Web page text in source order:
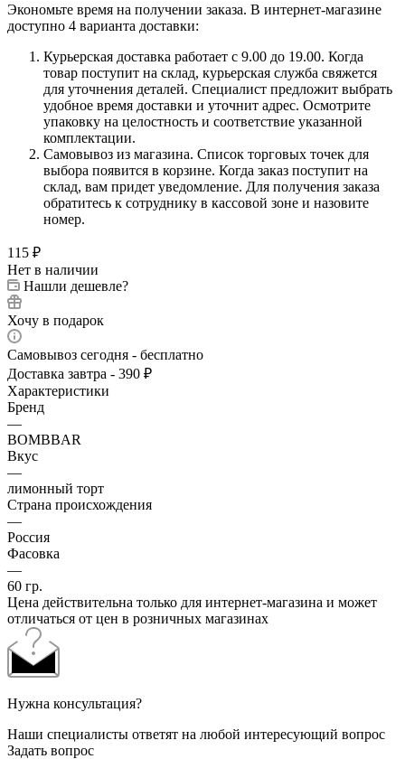
Экономьте время на получении заказа. В интернет-магазине
доступно 4 варианта доставки:
Курьерская доставка работает с 9.00 до 19.00. Когда
товар поступит на склад, курьерская служба свяжется
для уточнения деталей. Специалист предложит выбрать
удобное время доставки и уточнит адрес. Осмотрите
упаковку на целостность и соответствие указанной
комплектации.
Самовывоз из магазина. Список торговых точек для
выбора появится в корзине. Когда заказ поступит на
склад, вам придет уведомление. Для получения заказа
обратитесь к сотруднику в кассовой зоне и назовите
номер.
115 ₽
Нет в наличии
Нашли дешевле?
Хочу в подарок
Самовывоз сегодня - бесплатно
Доставка завтра - 390 ₽
Характеристики
Бренд
—
BOMBBAR
Вкус
—
лимонный торт
Страна происхождения
—
Россия
Фасовка
—
60 гр.
Цена действительна только для интернет-магазина и может
отличаться от цен в розничных магазинах
Нужна консультация?
Наши специалисты ответят на любой интересующий вопрос
Задать вопрос